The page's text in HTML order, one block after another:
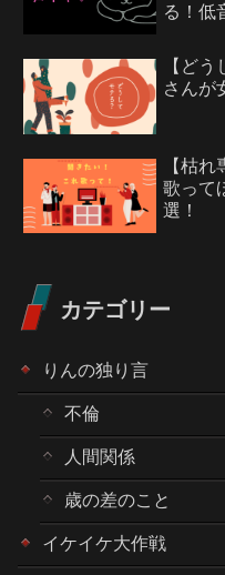
る！低
【ど
さんが
【枯
歌って
選！
カテゴリー
りんの独り言
不倫
人間関係
歳の差のこと
イケイケ大作戦